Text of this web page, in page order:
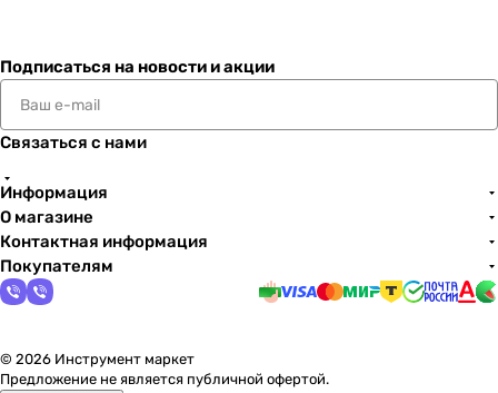
Подписаться на новости и акции
Связаться с нами
Информация
О магазине
Контактная информация
Покупателям
© 2026 Инструмент маркет
Предложение не является публичной офертой.